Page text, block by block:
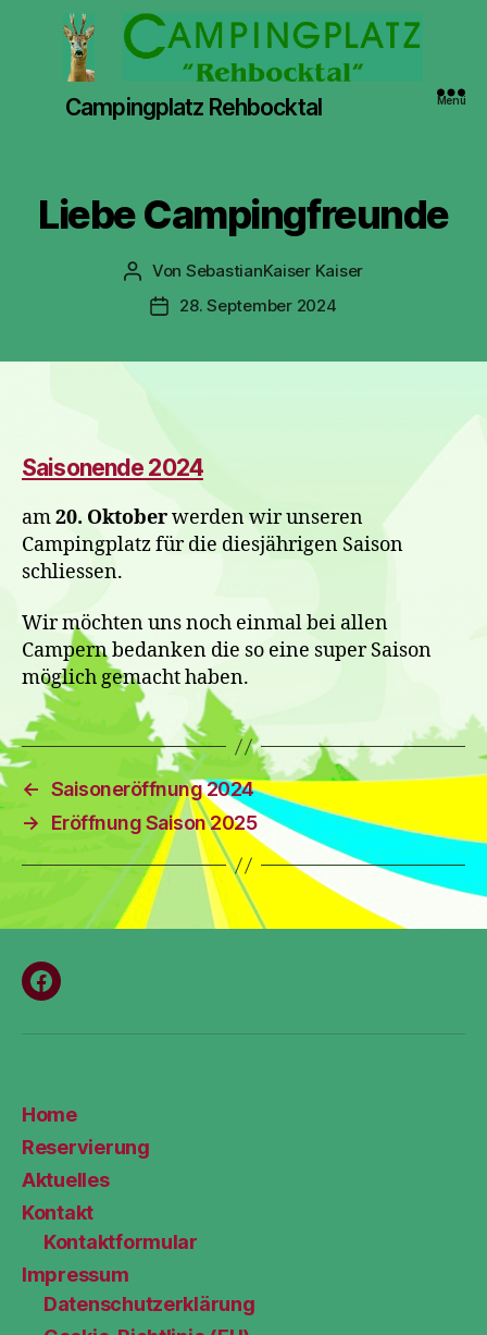
Campingplatz Rehbocktal Menü
Liebe Campingfreunde
Beitragsautor
Von SebastianKaiser Kaiser
Veröffentlichungsdatum
28. September 2024
Saisonende 2024
am20. Oktoberwerden wir unseren
Campingplatz für die diesjährigen Saison
schliessen.
Wir möchten uns noch einmal bei allen
Campern bedanken die so eine super Saison
möglich gemacht haben.
← Saisoneröffnung 2024
→
Eröffnung Saison 2025
Menüeintrag
Home
Reservierung
Aktuelles
Kontakt
Kontaktformular
Impressum
Datenschutzerklärung